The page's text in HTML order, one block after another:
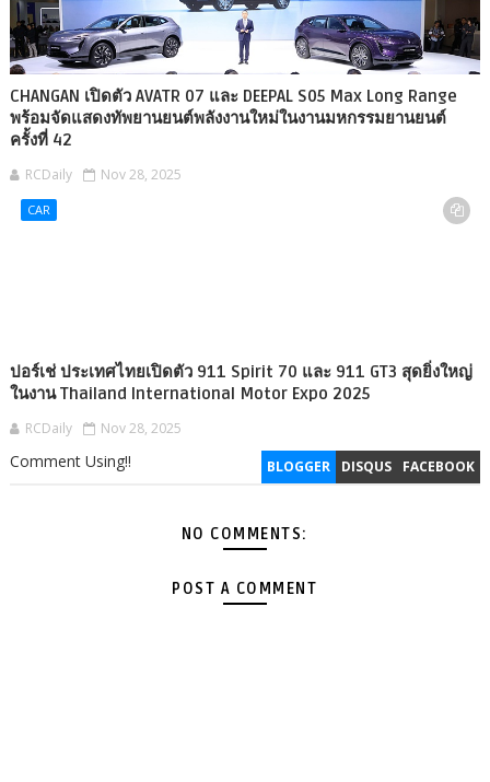
CHANGAN เปิดตัว AVATR 07 และ DEEPAL S05 Max Long Range
พร้อมจัดแสดงทัพยานยนต์พลังงานใหม่ในงานมหกรรมยานยนต์
ครั้งที่ 42
RCDaily Nov 28, 2025
CAR
ปอร์เช่ ประเทศไทยเปิดตัว 911 Spirit 70 และ 911 GT3 สุดยิ่งใหญ่
ในงาน Thailand International Motor Expo 2025
RCDaily Nov 28, 2025
BLOGGER DISQUS FACEBOOK
Comment Using!!
NO COMMENTS:
POST A COMMENT